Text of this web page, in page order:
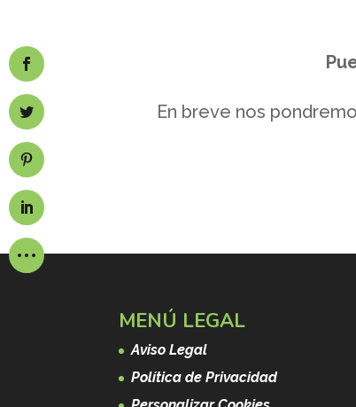
En breve nos
MENÚ LEGAL
Aviso Legal
Política de Privacidad